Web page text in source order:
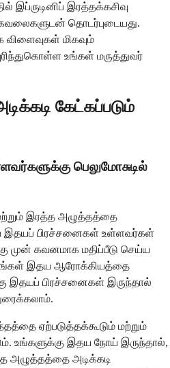
இப்ருடினிப் இரத்தக்கசிவு
தொடர்புடையது.
மிகவும்
உங்கள் மருத்துவர்
கேட்கப்படும்
பெலுமோசுடில்
இரத்த அழுத்தத்தை
இதயப் பிரச்சனைகள் உள்ளவர்கள்
முன் கவனமாக மதிப்பீடு செய்ய
இதய ஆரோக்கியத்தை
இதயப் பிரச்சனைகள் இருந்தால்
ஏற்படுத்தக்கூடும் மற்றும்
உங்களுக்கு இதய நோய் இருந்தால்,
அழுத்தத்தை அடிக்கடி